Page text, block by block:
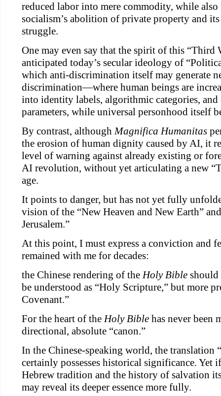
reduced labor into mere commodity, while
socialism’s abolition of private property and
struggle.
One may even say that the spirit of this “Third
anticipated today’s secular ideology of
which anti-discrimination itself may generate
discrimination—where human beings are
into identity labels, algorithmic categories, and
parameters, while universal personhood itself
By contrast, although Magnifica Humanitas
the erosion of human dignity caused by AI, it
level of warning against already existing or
AI revolution, without yet articulating a new
age.
It points to danger, but has not yet fully
vision of the “New Heaven and New Earth”
Jerusalem.”
At this point, I must express a conviction and
remained with me for decades:
the Chinese rendering of the Holy Bible should
be understood as “Holy Scripture,” but more
Covenant.”
For the heart of the Holy Bible has never been
directional, absolute “canon.”
In the Chinese-speaking world, the translation
certainly possesses historical significance. Yet
Hebrew tradition and the history of salvation
may reveal its deeper essence more fully.